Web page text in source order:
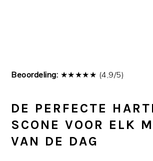
Beoordeling: ★★★★★ (4,9/5)
DE PERFECTE
SCONE VOOR ELK
VAN DE DAG